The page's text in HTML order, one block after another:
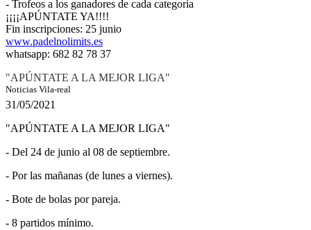
- Trofeos a los ganadores de cada categoría
¡¡¡¡APÚNTATE YA!!!!
Fin inscripciones: 25 junio
www.padelnolimits.es
whatsapp: 682 82 78 37
"APÚNTATE A LA MEJOR LIGA"
Noticias Vila-real
31/05/2021
"APÚNTATE A LA MEJOR LIGA"
- Del 24 de junio al 08 de septiembre.
- Por las mañanas (de lunes a viernes).
- Bote de bolas por pareja.
- 8 partidos mínimo.